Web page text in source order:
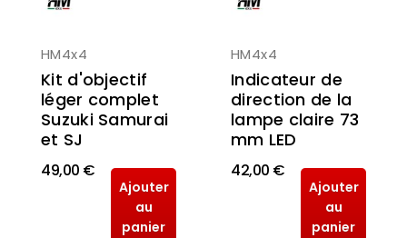
HM4x4
Kit d'objectif
léger complet
Suzuki Samurai
et SJ
49,00 €
Ajouter
au
panier
HM4x4
Indicateur de
direction de la
lampe claire 73
mm LED
42,00 €
Ajouter
au
panier